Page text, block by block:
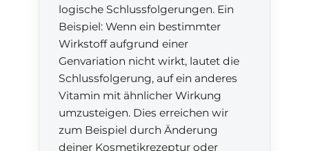
logische Schlussfolgerungen. Ein
Beispiel: Wenn ein bestimmter
Wirkstoff aufgrund einer
Genvariation nicht wirkt, lautet die
Schlussfolgerung, auf ein anderes
Vitamin mit ähnlicher Wirkung
umzusteigen. Dies erreichen wir
zum Beispiel durch Änderung
deiner Kosmetikrezeptur oder